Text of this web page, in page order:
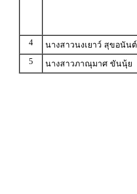
4 นางสาวนงเยาว์ สุขอนันต์
5
นางสาวภาณุมาศ ขันนุ้ย